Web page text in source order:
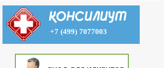
+7 (499) 7077003